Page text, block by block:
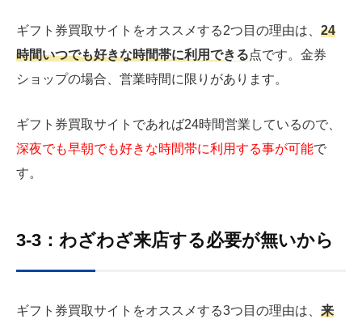
ギフト券買取サイトをオススメする2つ目の理由は、 24
時間いつでも好きな時間帯に利用できる点です。金券
ショップの場合、営業時間に限りがあります。
ギフト券買取サイトであれば24時間営業しているので、
深夜でも早朝でも好きな時間帯に利用する事が可能で
す。
3-3：わざわざ来店する必要が無いから
ギフト券買取サイトをオススメする3つ目の理由は、 来